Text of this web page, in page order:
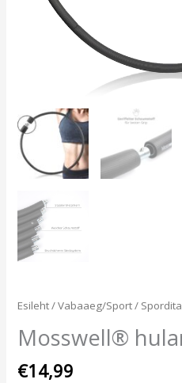
Esileht/Vabaaeg/Sport/
Mosswell®
€14,99